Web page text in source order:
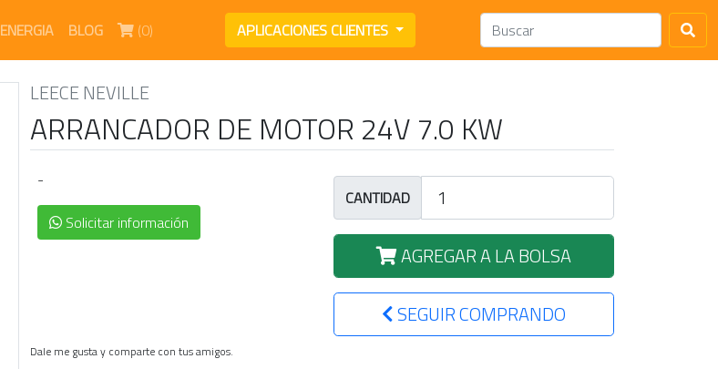
ENERGIA BLOG (0)(current) APLICACIONES CLIENTES
LEECE NEVILLE
ARRANCADOR DE MOTOR 24V 7.0 KW
-
Solicitar información
CANTIDAD
AGREGAR A LA BOLSA
SEGUIR COMPRANDO
Dale me gusta y comparte con tus amigos.